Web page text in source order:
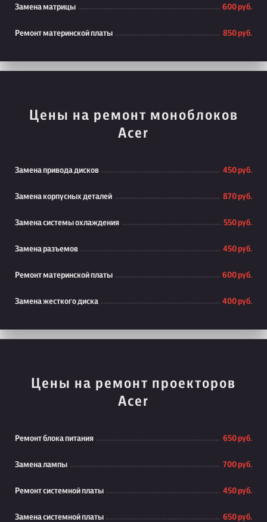
Замена матрицы 600 руб.
Ремонт материнской платы 850 руб.
Цены на ремонт моноблоков
Acer
Замена привода дисков 450 руб.
Замена корпусных деталей 870 руб.
Замена системы охлаждения 550 руб.
Замена разъемов 450 руб.
Ремонт материнской платы 600 руб.
Замена жесткого диска 400 руб.
Цены на ремонт проекторов
Acer
Ремонт блока питания 650 руб.
Замена лампы 700 руб.
Ремонт системной платы 450 руб.
Замена системной платы 650 руб.